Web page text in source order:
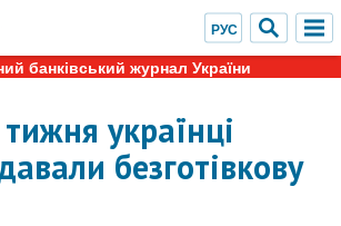
банківський журнал України
українці
безготівкову